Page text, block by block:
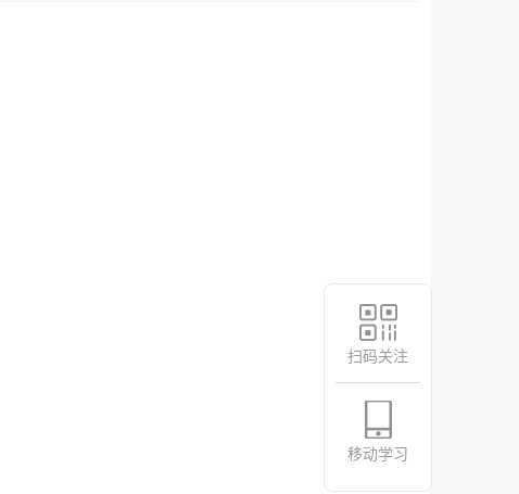
扫码关注
移动学习